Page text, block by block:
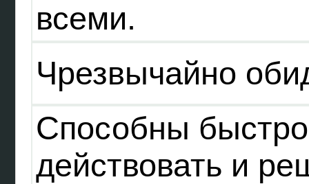
всеми.
Чрезвычайно
Способны быстро
действовать и